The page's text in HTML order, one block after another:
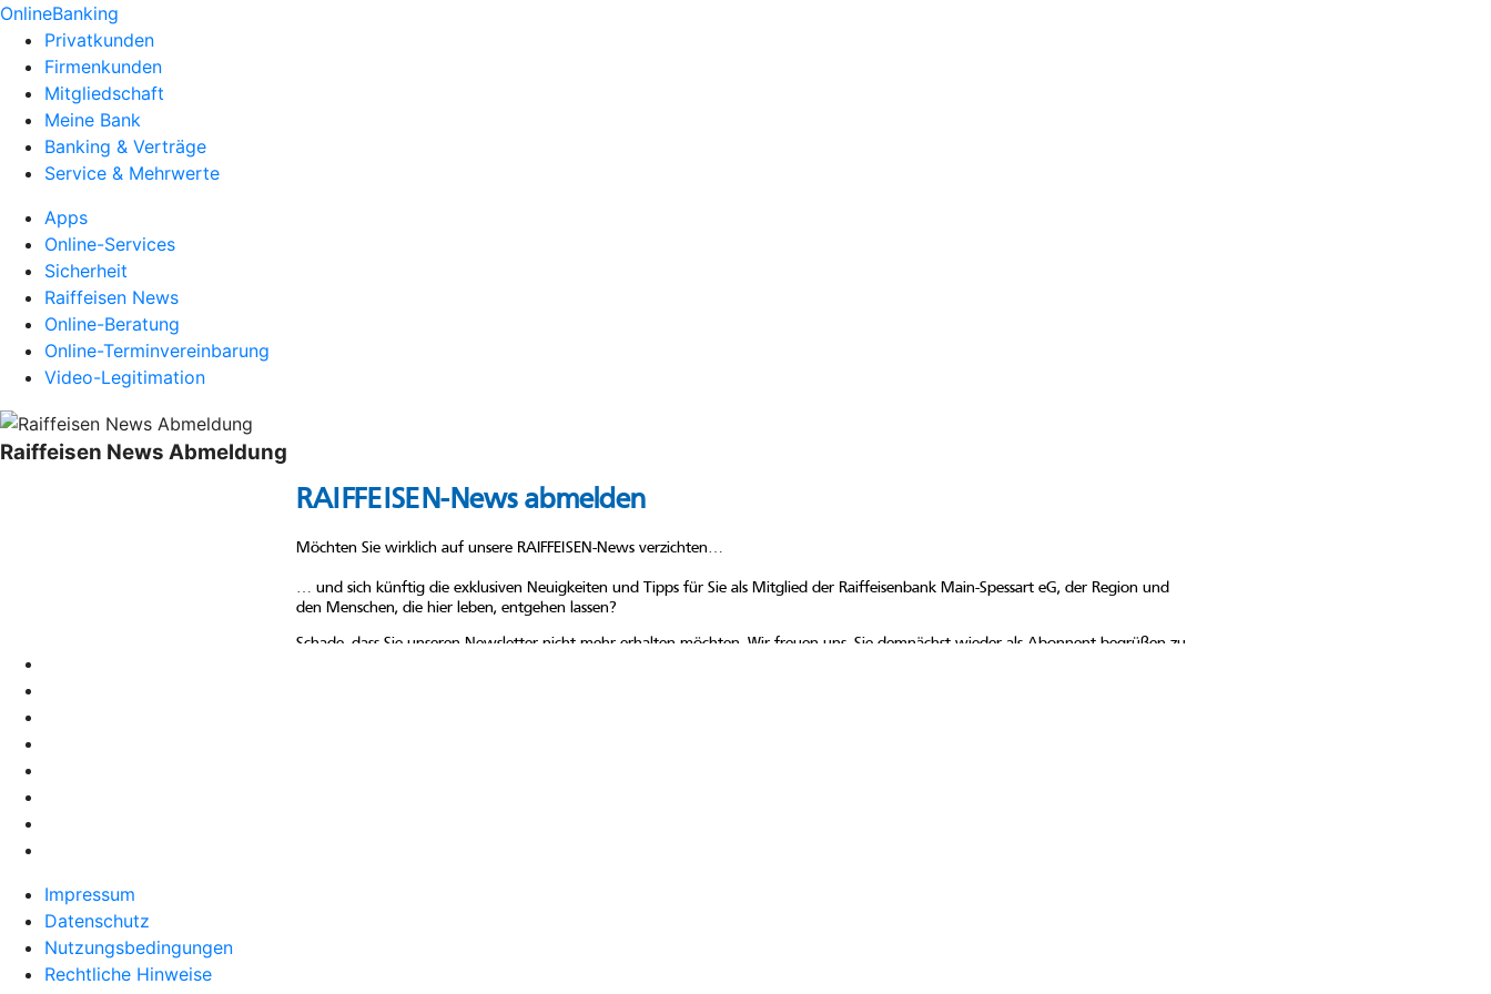
OnlineBanking
Privatkunden
Firmenkunden
Mitgliedschaft
Meine Bank
Banking & Verträge
Service & Mehrwerte
Apps
Online-Services
Sicherheit
Raiffeisen News
Online-Beratung
Online-Terminvereinbarung
Video-Legitimation
Raiffeisen News Abmeldung
Impressum
Datenschutz
Nutzungsbedingungen
Rechtliche Hinweise